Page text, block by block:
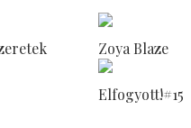
Zoya Blaze
Elfogyott!#15